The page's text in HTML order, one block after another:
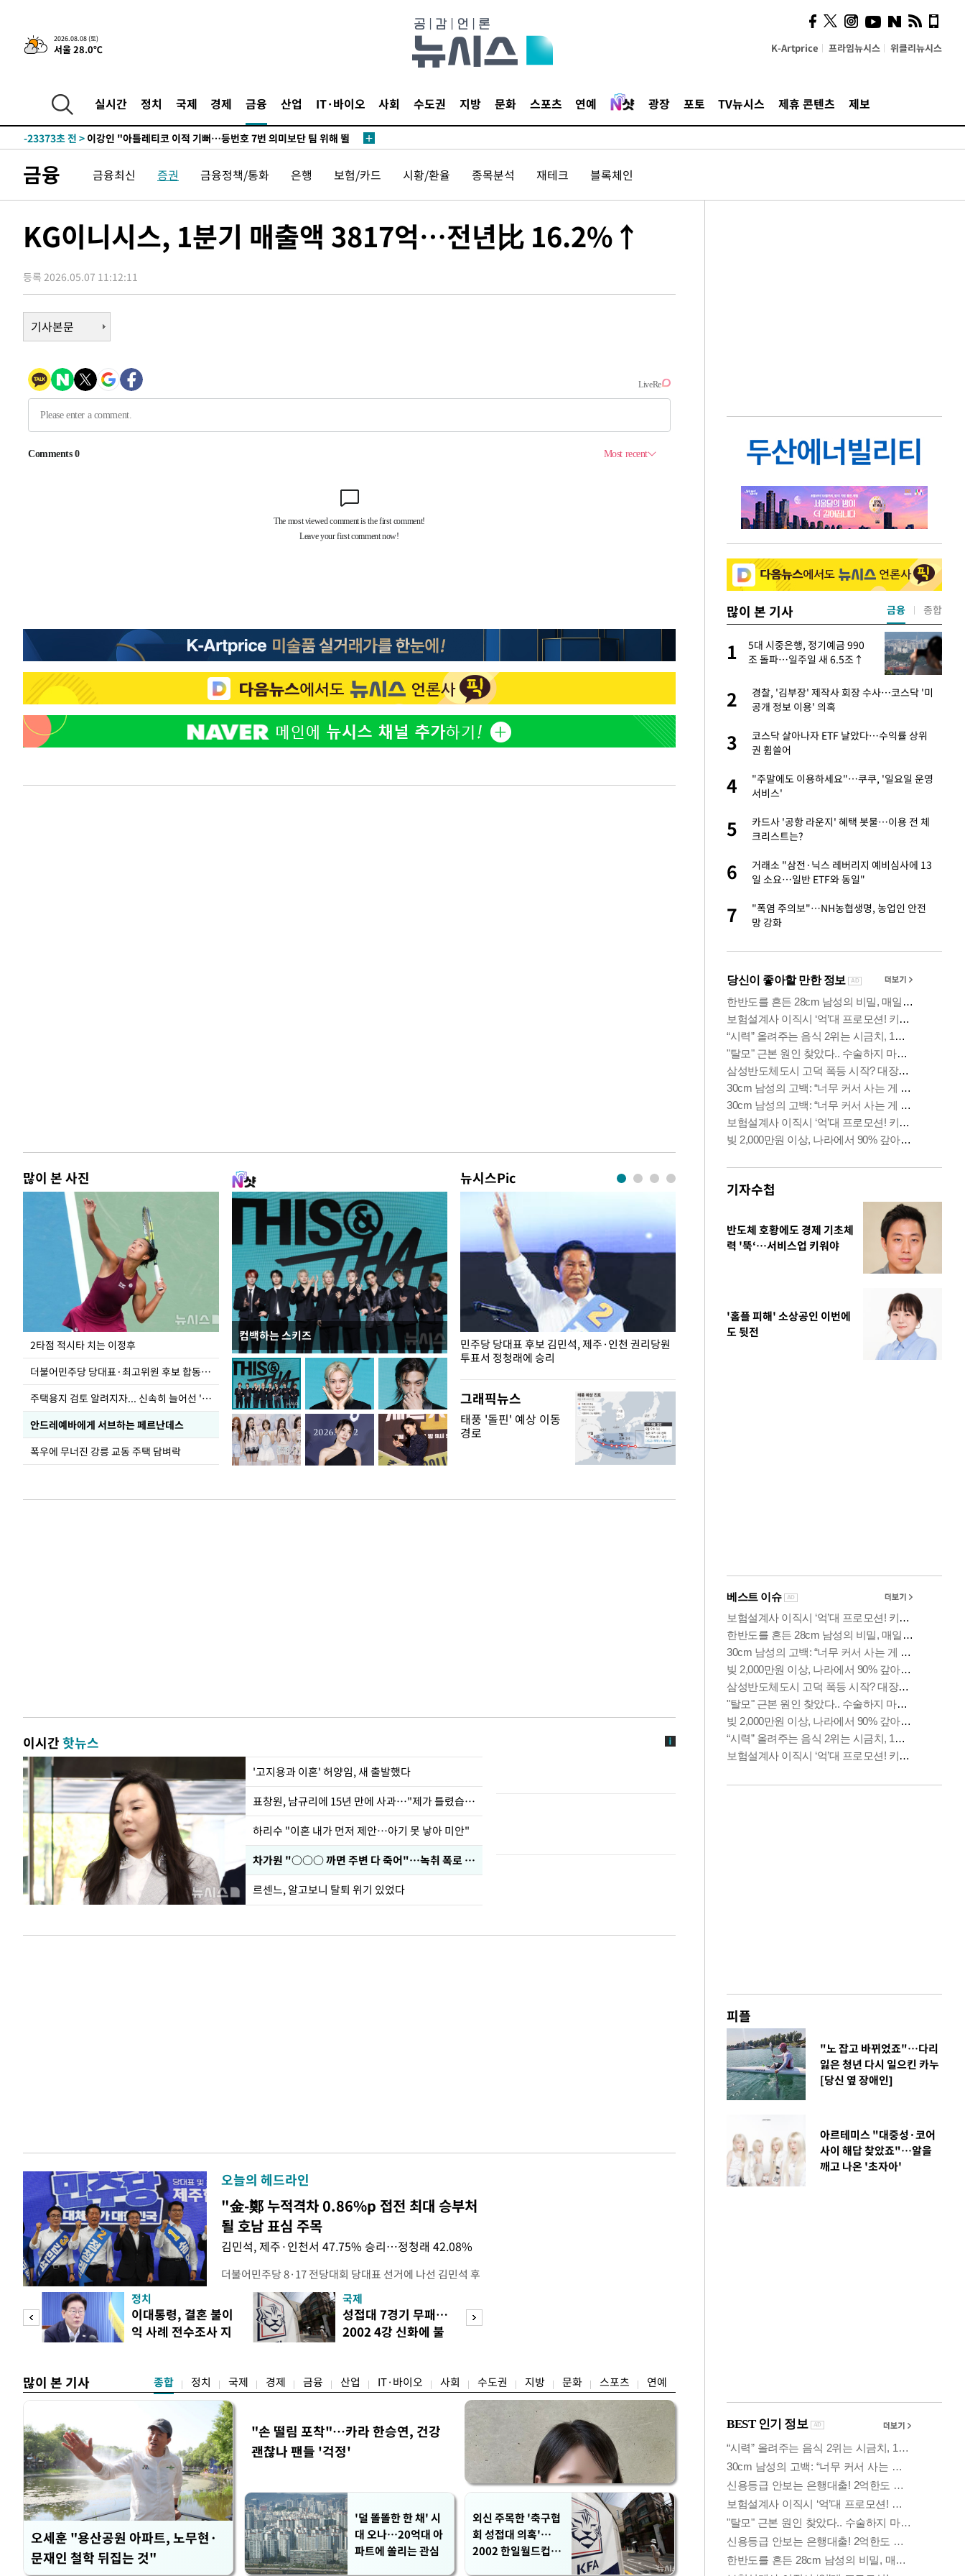
2026.08.08 (토)
서울 28.0℃ K-Artprice 프라임뉴시스 위클리뉴시스
실시간 정치 국제 경제 금융 산업 IT·바이오 사회 수도권 지방 문화 스포츠 연예 광장 포토 TV뉴시스 제휴 콘텐츠 제보
7시간 전 >[속보]뉴욕증시 상승 마감…S&P 0.6% 나스닥 1.3%↑
-24604초 전 >[속보]與최고위원 제주·인천 순회경선…박선원·최민희·서미화·
청래 44.56%
-23839초 전 >
[속보]與 대표 경선 제주·인천 당원투표…金 47.75%·鄭
42.08%·宋 10.17%
-23373초 전 >
것"
-23308초 전 > [속보]與 당대표 경선, 제주·인천 권리당원 투표 김민석 승리
-16352초 전 >
[속보]이강인 "감독님이 원하는 마음 느꼈고, 많은 트로피 원해 아
-16134초 전 >수도권 40도 육박 '펄펄'…동해안 일부 지역엔 호의주의보
-9048초 전 >
강릉에 시간당 81.4㎜ 물폭탄…도로 잠기고 담벼락 붕괴
-2865초 전 >선재도서 해루질 나섰다 실종 60대, 닷새 만에 숨진 채 발견
-399초 전 >남자 농구, 나고야 아시안게임서 '홈팀' 일본과 한일전
3분 전 > 여수 오동도 해상서 모터보트 전복…1명 사망·1명 실종
1시간 전 >극한폭염 한풀 꺾이지만…'낮 최고 35도' 무더위, 열대야 계속[다음주
2시간 전 > [속보]'압수수색·성접대 논란' 축구협회 "실망과 걱정 안겨드려 죄송"
5시간 전 >'최고 37도' 폭염 지속…강원동해안 최대 150㎜ 비
7시간 전 >[속보]뉴욕증시 상승 마감…S&P 0.6% 나스닥 1.3%↑
한민수·김용 순
-24557초 전 >
이강인 "아틀레티코 이적 기뻐…등번호 7번 의미보단 팀 위해 뛸
[속보]與 당대표 경선, 제주·인천 권리당원 투표 김민석 승리
낮 최고 35도 '무더위'…동해안 시간당 30㎜ '강한 비'[내일날씨]
-5155초 전 >
백운산서 80년근 천종산삼 9뿌리 발견…감정가 1.3억원
-2865초 전 >선재도서 해루질 나섰다 실종 60대, 닷새 만에 숨진 채 발견
-399초 전 > 남자 농구, 나고야 아시안게임서 '홈팀' 일본과 한일전
3분 전 >여수 오동도 해상서 모터보트 전복…1명 사망·1명 실종
1시간 전 > 극한폭염 한풀 꺾이지만…'낮 최고 35도' 무더위, 열대야 계속[다음주
날씨]
1시간 전 >
축구협회 "압수수색·성접대 논란 사과…쇄신의 기회로 삼겠다"
5시간 전 >'최고 37도' 폭염 지속…강원동해안 최대 150㎜ 비
금융 금융최신 증권 금융정책/통화 은행 보험/카드 시황/환율 종목분석 재테크 블록체인
KG이니시스, 1분기 매출액 3817억…전년比 16.2%↑
등록 2026.05.07 11:12:11
기사본문
많이 본 사진
2타점 적시타 치는 이정후
더불어민주당 당대표·최고위원 후보 합동연설회
주택용지 검토 알려지자... 신속히 늘어선 '근조화환'
안드레예바에게 서브하는 페르난데스
폭우에 무너진 강릉 교동 주택 담벼락
컴백하는 스키즈
뉴시스Pic
이번주 국회에는 무슨 일이? [뉴시스국회토pic]
민주당 당대표 후보 김민석, 제주·인천 권리당원
투표서 정청래에 승리
무더위 잊는 도심형 여름 축제 '2026 서울 바캉스 용산어린이정원
그래픽뉴스
태풍 '돌핀' 예상 이동
경로
이시간핫뉴스
'고지용과 이혼' 허양임, 새 출발했다
표창원, 남규리에 15년 만에 사과…"제가 틀렸습니다"
하리수 "이혼 내가 먼저 제안…아기 못 낳아 미안"
차가원 "○○○ 까면 주변 다 죽어"…녹취 폭로 파장
르센느, 알고보니 탈퇴 위기 있었다
오늘의 헤드라인
"金-鄭 누적격차 0.86%p 접전 최대 승부처
될 호남 표심 주목
김민석, 제주·인천서 47.75% 승리…정청래 42.08%
더불어민주당 8·17 전당대회 당대표 선거에 나선 김민석 후
보가 8일 제주·인천 지역 순회경선에서 '누적 1위'를 탈환했
다. 앞서 정청래 후보 우세 지역으로 점쳐졌던 충청권과 부산
·울산·경남 경선에서 1승 1패를 주고 받은 김 후보는 이날
제주·인천 경선에서 이기며 '2승 1패'로 앞서가게 됐다. 다
정치
이대통령, 결혼 불이
익 사례 전수조사 지
국제
성접대 7경기 무패…
2002 4강 신화에 불
많이 본 기사 종합 정치 국제 경제 금융 산업 IT·바이오 사회 수도권 지방 문화 스포츠 연예
오세훈 "용산공원 아파트, 노무현·
문재인 철학 뒤집는 것"
"손 떨림 포착"…카라 한승연, 건강
괜찮나 팬들 '걱정'
'덜 똘똘한 한 채' 시
대 오나…20억대 아
파트에 쏠리는 관심
외신 주목한 '축구협
회 성접대 의혹'…
2002 한일월드컵까
많이 본 기사
오세훈 "용산공원 아파트, 노
무현·문재인 철학 뒤집는 것"
2
팬들 '걱정'
3
'덜 똘똘한 한 채' 시대 오나…20억대 아파트
에 쏠리는 관심[세제 개편, 그 이후②]
4
1
5대 시중은행, 정기예금 990
조 돌파…일주일 새 6.5조↑
2
경찰, '김부장' 제작사 회장 수사…코스닥 '미
공개 정보 이용' 의혹
3
코스닥 살아나자 ETF 날았다…수익률 상위
권 휩쓸어
4
"주말에도 이용하세요"…쿠쿠, '일요일 운영
서비스'
5
카드사 '공항 라운지' 혜택 봇물…이용 전 체
크리스트는?
6
거래소 "삼전·닉스 레버리지 예비심사에 13
일 소요…일반 ETF와 동일"
7
"폭염 주의보"…NH농협생명, 농업인 안전
망 강화
금융 종합
기자수첩
반도체 호황에도 경제 기초체
력 '뚝‘…서비스업 키워야
'홈플 피해' 소상공인 이번에
도 뒷전
피플
"노 잡고 바뀌었죠"…다리
잃은 청년 다시 일으킨 카누
[당신 옆 장애인]
아르테미스 "대중성·코어
사이 해답 찾았죠"…알을
깨고 나온 '초자아'